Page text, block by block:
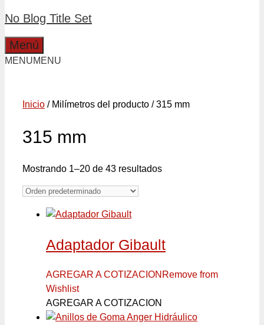
No Blog Title Set
Menú
MENUMENU
Inicio / Milímetros del producto / 315 mm
315 mm
Mostrando 1–20 de 43 resultados
Adaptador Gibault
AGREGAR A COTIZACION Remove from
Wishlist
AGREGAR A COTIZACION